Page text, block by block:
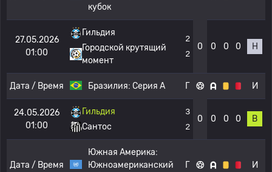
кубок
27.05.2026
01:00
Гильдия
Городской крутящий
момент
2
2
0 0 0 0 Н
Дата / Время Бразилия: Серия А Г И
24.05.2026
01:00
Гильдия
Сантос
3
2
0 0 0 0 В
Дата / Время
Южная Америка:
Южноамериканский
Г И